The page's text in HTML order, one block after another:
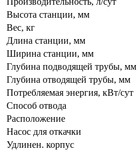
Высота станции, мм
Вес, кг
Длина станции, мм
Ширина станции, мм
Глубина подводящей трубы, мм
Глубина отводящей трубы, мм
Потребляемая энергия, кВт/сут
Способ отвода
Расположение
Насос для откачки
Удлинен. корпус